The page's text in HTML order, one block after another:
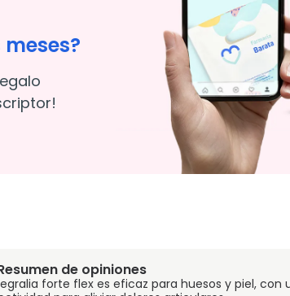
de opiniones
forte flex es eficaz para huesos y piel, con